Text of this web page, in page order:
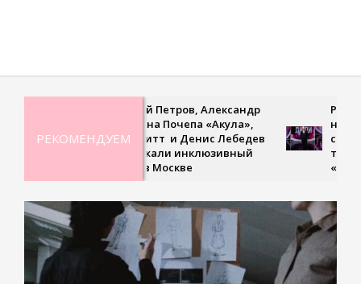
РЕКОМЕНДУЕМ
Дмитрий Петров, Александр
Ян, Оксана Почепа «Акула»,
Кира Смитт и Денис Лебедев
поддержали инклюзивный
турнир в Москве
третьем